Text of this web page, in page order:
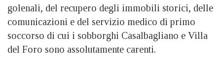
golenali, del recupero degli immobili storici, delle
comunicazioni e del servizio medico di primo
soccorso di cui i sobborghi Casalbagliano e Villa
del Foro sono assolutamente carenti.